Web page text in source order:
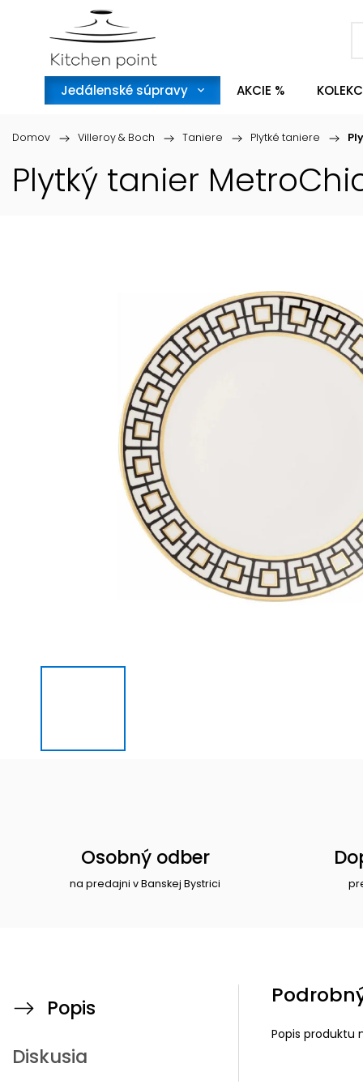
Jedálenské súpravy AKCIE %
Domov / Villeroy & Boch / Taniere / Plytké taniere /
Plytký tanier
Osobný odber
na predajni v Banskej Bystrici
Popis
Diskusia
Popis produktu